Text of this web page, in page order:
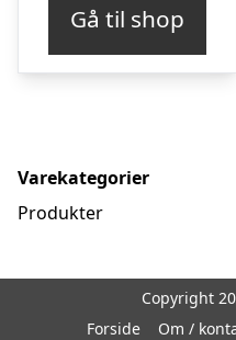
Gå til shop
Varekategorier
Produkter
Copyright
Forside
Om /